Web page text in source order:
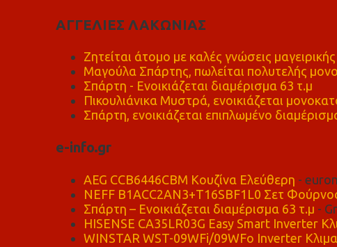
ΑΓΓΕΛΙΕΣ ΛΑΚΩΝΙΑΣ
Ζητείται άτομο με καλές γνώσεις μαγειρικής
Μαγούλα Σπάρτης, πωλείται πολυτελής
Σπάρτη - Ενοικιάζεται διαμέρισμα 63 τ.μ
Πικουλιάνικα Μυστρά, ενοικιάζεται
Σπάρτη, ενοικιάζεται επιπλωμένο
e-info.gr
AEG CCB6446CBM Κουζίνα Ελεύθερη -
NEFF B1ACC2AN3+T16SBF1L0 Σετ
Σπάρτη – Ενοικιάζεται διαμέρισμα 63 τ.μ -
HISENSE CA35LR03G Easy Smart Inverter
WINSTAR WST-09WFi/09WFo Inverter